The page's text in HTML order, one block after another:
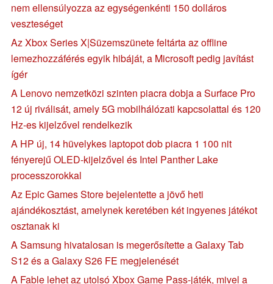
nem ellensúlyozza az egységenkénti 150 dolláros
veszteséget
Az Xbox Series X|Süzemszünete feltárta az offline
lemezhozzáférés egyik hibáját, a Microsoft pedig javítást
ígér
A Lenovo nemzetközi szinten piacra dobja a Surface Pro
12 új riválisát, amely 5G mobilhálózati kapcsolattal és 120
Hz-es kijelzővel rendelkezik
A HP új, 14 hüvelykes laptopot dob piacra 1 100 nit
fényerejű OLED-kijelzővel és Intel Panther Lake
processzorokkal
Az Epic Games Store bejelentette a jövő heti
ajándékosztást, amelynek keretében két ingyenes játékot
osztanak ki
A Samsung hivatalosan is megerősítette a Galaxy Tab
S12 és a Galaxy S26 FE megjelenését
A Fable lehet az utolsó Xbox Game Pass-játék, mivel a